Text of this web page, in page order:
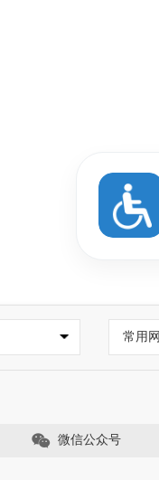
常用
微信公众号